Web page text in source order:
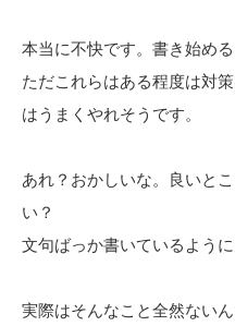
本当に不快です。書き始め
ただこれらはある程度は対
はうまくやれそうです。
あれ？おかしいな。良いと
い？
文句ばっか書いているように
実際はそんなこと全然ないん